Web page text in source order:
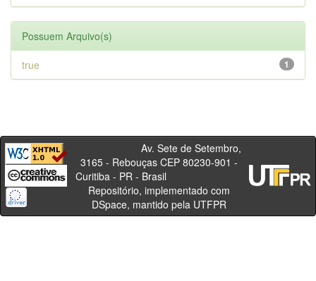
Possuem Arquivo(s)
1
true
Av. Sete de Setembro,
3165 - Rebouças CEP 80230-901 -
Curitiba - PR - Brasil
Repositório, implementado com
DSpace, mantido pela UTFPR